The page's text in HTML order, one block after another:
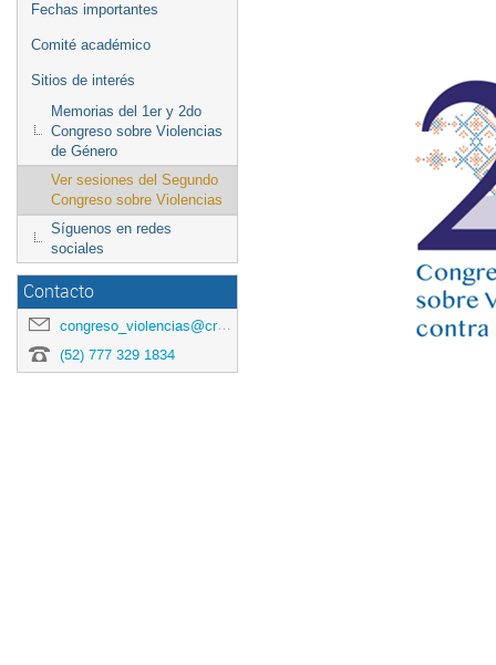
Fechas importantes
Comité académico
Sitios de interés
Memorias del 1er y 2do
Congreso sobre Violencias
de Género
Ver sesiones del Segundo
Congreso sobre Violencias
Síguenos en redes
sociales
Contacto
congreso_violencias@crim.unam.mx
(52) ​777 329 1834